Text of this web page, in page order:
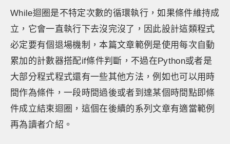
While迴圈是不特定次數的循環執行，如果條件維持成
立，它會一直執行下去沒完沒了，因此設計這類程式
必定要有個退場機制，本篇文章範例是使用每次自動
累加的計數器搭配if條件判斷，不過在Python或者是
大部分程式程式還有一些其他方法，例如也可以用時
間作為條件，一段時間過後或者到達某個時間點即條
件成立結束迴圈，這個在後續的系列文章有適當範例
再為讀者介紹。